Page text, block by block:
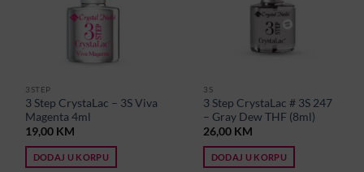
3STEP
3 Step CrystaLac – 3S Viva
Magenta 4ml
19,00 KM
DODAJ U KORPU
3S
3 Step CrystaLac # 3S 247
– Gray Dew THF (8ml)
26,00 KM
DODAJ U KORPU